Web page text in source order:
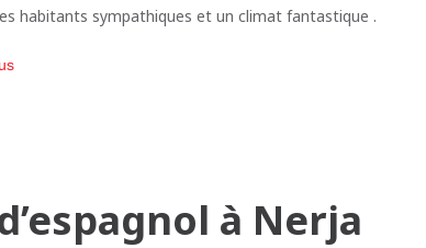
habitants sympathiques et un climat fantastique .
à Nerja